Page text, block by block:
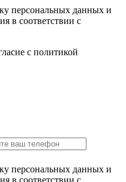
персональных данных и
в соответствии с
с политикой
персональных данных и
в соответствии с